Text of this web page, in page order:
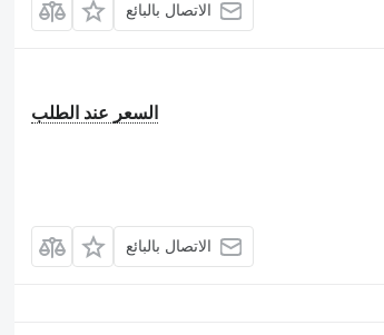
الاتصال بالبائع
السعر عند الطلب
الاتصال بالبائع